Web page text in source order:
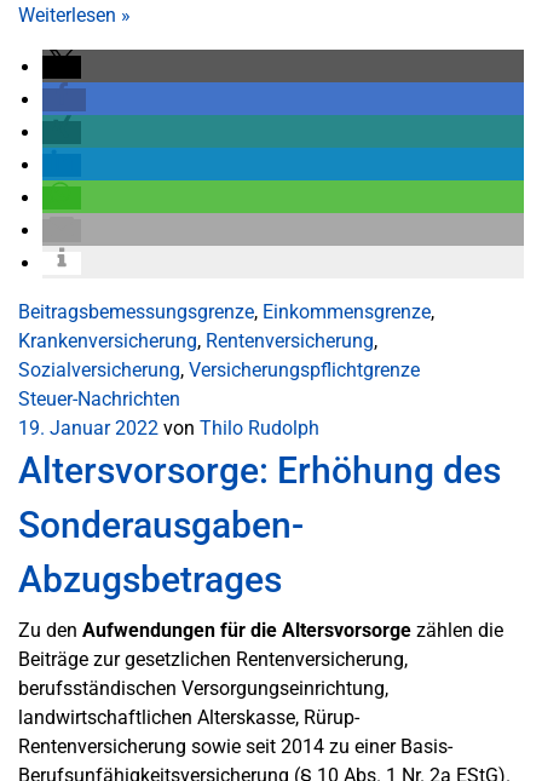
Weiterlesen »
Beitragsbemessungsgrenze, Einkommensgrenze,
Krankenversicherung, Rentenversicherung,
Sozialversicherung, Versicherungspflichtgrenze
Steuer-Nachrichten
19. Januar 2022 von Thilo Rudolph
Altersvorsorge: Erhöhung des
Sonderausgaben-
Abzugsbetrages
Zu den Aufwendungen für die Altersvorsorge zählen die
Beiträge zur gesetzlichen Rentenversicherung,
berufsständischen Versorgungseinrichtung,
landwirtschaftlichen Alterskasse, Rürup-
Rentenversicherung sowie seit 2014 zu einer Basis-
Berufsunfähigkeitsversicherung (§ 10 Abs. 1 Nr. 2a EStG).